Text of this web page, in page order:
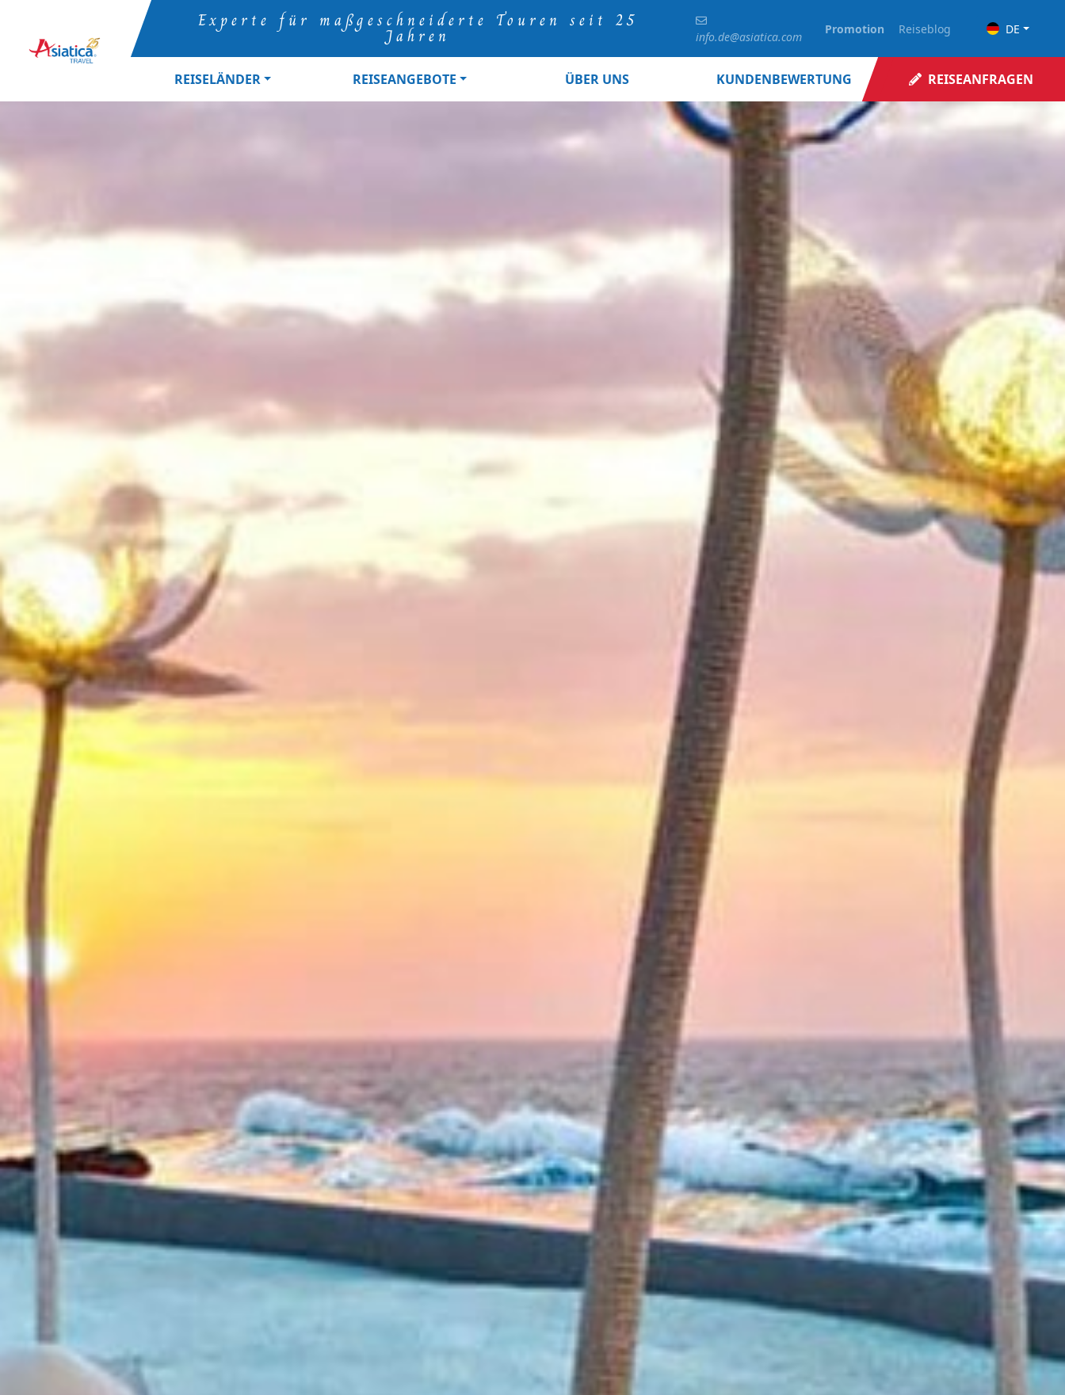
Experte für maßgeschneiderte Touren seit 25
Jahren info.de@asiatica.com
Promotion Reiseblog DE
REISELÄNDER REISEANGEBOTE ÜBER UNS KUNDENBEWERTUNG REISEANFRAGEN